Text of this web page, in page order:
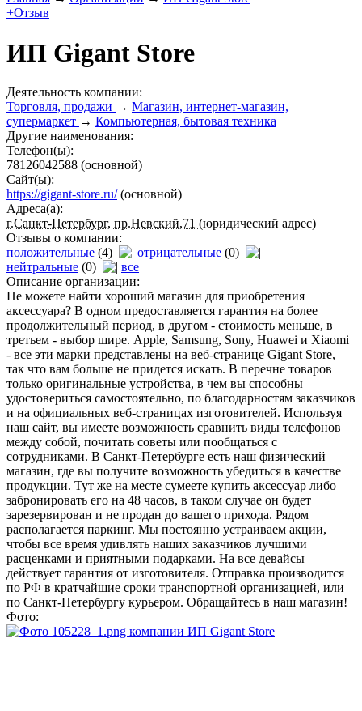
+Отзыв
ИП Gigant Store
Деятельность компании:
Торговля, продажи → Магазин, интернет-магазин,
супермаркет → Компьютерная, бытовая техника
Другие наименования:
Телефон(ы):
78126042588 (основной)
Сайт(ы):
https://gigant-store.ru/(основной)
Адреса(а):
г.Санкт-Петербург, пр.Невский,71 (юридический адрес)
Отзывы о компании:
положительные (4) отрицательные (0)
нейтральные (0)
все
Описание организации:
Не можете найти хороший магазин для приобретения
аксессуара? В одном предоставляется гарантия на более
продолжительный период, в другом - стоимость меньше, в
третьем - выбор шире. Apple, Samsung, Sony, Huawei и Xiaomi
- все эти марки представлены на веб-странице Gigant Store,
так что вам больше не придется искать. В перечне товаров
только оригинальные устройства, в чем вы способны
удостовериться самостоятельно, по благодарностям заказчиков
и на официальных веб-страницах изготовителей. Используя
наш сайт, вы имеете возможность сравнить виды телефонов
между собой, почитать советы или пообщаться с
сотрудниками. В Санкт-Петербурге есть наш физический
магазин, где вы получите возможность убедиться в качестве
продукции. Тут же на месте сумеете купить аксессуар либо
забронировать его на 48 часов, в таком случае он будет
зарезервирован и не продан до вашего прихода. Рядом
располагается паркинг. Мы постоянно устраиваем акции,
чтобы все время удивлять наших заказчиков лучшими
расценками и приятными подарками. На все девайсы
действует гарантия от изготовителя. Отправка производится
по РФ в кратчайшие сроки транспортной организацией, или
по Санкт-Петербургу курьером. Обращайтесь в наш магазин!
Фото: